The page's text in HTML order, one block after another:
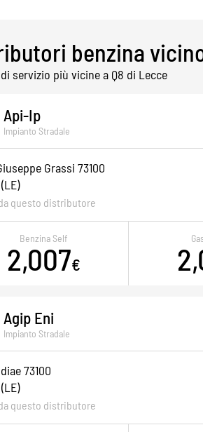
benzina
servizio più vicine a Q8 di Lecce
Api-Ip
Impianto Stradale
Grassi 73100
(LE)
questo distributore
Benzina Self
2,007€
Agip Eni
Impianto Stradale
73100
(LE)
questo distributore